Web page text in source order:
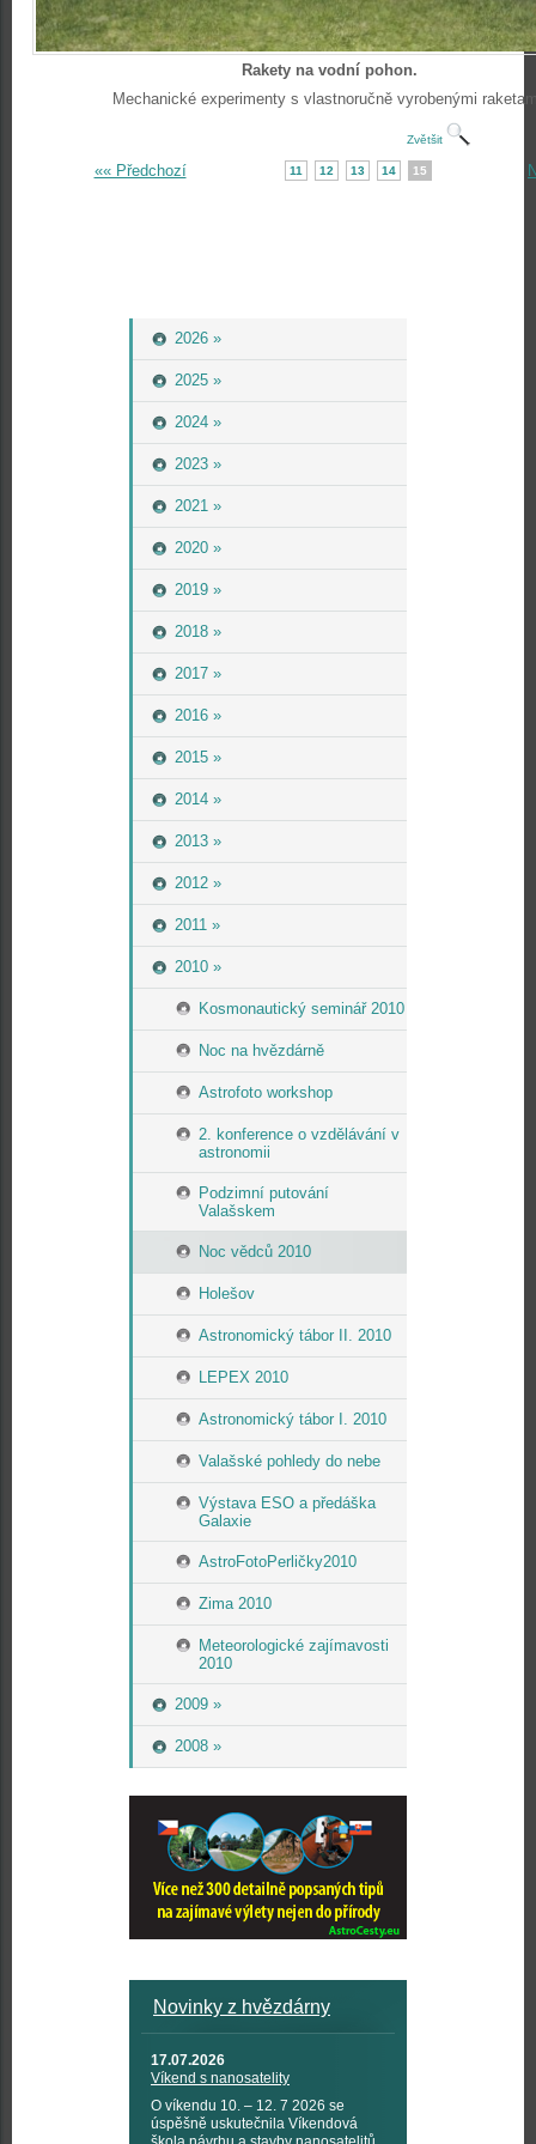
2026 »
2025 »
2024 »
2023 »
2021 »
2020 »
2019 »
2018 »
2017 »
2016 »
2015 »
2014 »
2013 »
2012 »
2011 »
2010 »
Kosmonautický seminář 2010
Noc na hvězdárně
Astrofoto workshop
2. konference o vzdělávání v
astronomii
Podzimní putování
Valašskem
Noc vědců 2010
Holešov
Astronomický tábor II. 2010
LEPEX 2010
Astronomický tábor I. 2010
Valašské pohledy do nebe
Výstava ESO a předáška
Galaxie
AstroFotoPerličky2010
Zima 2010
Meteorologické zajímavosti
2010
2009 »
2008 »
Novinky z hvězdárny
17.07.2026
Víkend s nanosatelity
O víkendu 10. – 12. 7 2026 se
úspěšně uskutečnila Víkendová
Rakety na vodní pohon.
Mechanické experimenty s vlastnoručně vyrobenými
Zvětšit
«« Předchozí 11 12 13 14 15